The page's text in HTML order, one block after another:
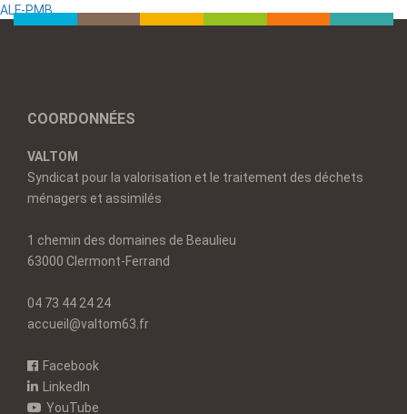
ALF-PMB
COORDONNÉES
VALTOM
Syndicat pour la valorisation et le traitement des déchets
ménagers et assimilés
1 chemin des domaines de Beaulieu
63000 Clermont-Ferrand
04 73 44 24 24
accueil@valtom63.fr
Facebook
LinkedIn
YouTube